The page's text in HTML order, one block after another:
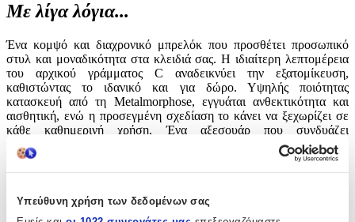
Υπεύθυνη χρήση των δεδομένων σας
Με λίγα λόγια...
Ένα κομψό και διαχρονικό μπρελόκ που προσθέτει προσωπικό
στυλ και μοναδικότητα στα κλειδιά σας. Η ιδιαίτερη λεπτομέρεια
του αρχικού γράμματος C αναδεικνύει την εξατομίκευση,
καθιστώντας το ιδανικό και για δώρο. Υψηλής ποιότητας
κατασκευή από τη Metalmorphose, εγγυάται ανθεκτικότητα και
αισθητική, ενώ η προσεγμένη σχεδίαση το κάνει να ξεχωρίζει σε
κάθε καθημερινή χρήση. Ένα αξεσουάρ που συνδυάζει
πρακτικότητα με χαρακτήρα.
Χαρακτηριστικά